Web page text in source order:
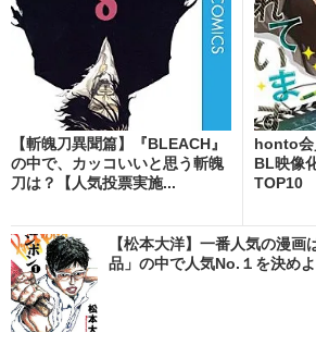
【斬魄刀異聞篇】『BLEACH』
の中で、カッコいいと思う斬魄
刀は？【人気投票実施...
honto会
BL映像
TOP10
【松本大洋】一番人気の漫
品」の中で人気No.１を決め